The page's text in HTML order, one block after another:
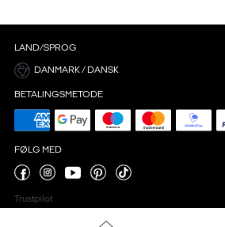
LAND/SPROG
DANMARK / DANSK
BETALINGSMETODE
FØLG MED
Trustpilot